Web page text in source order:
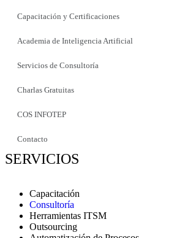
Capacitación y Certificaciones
Academia de Inteligencia Artificial
Servicios de Consultoría
Charlas Gratuitas
COS INFOTEP
Contacto
SERVICIOS
Capacitación
Consultoría
Herramientas ITSM
Outsourcing